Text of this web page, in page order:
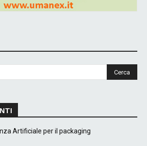
Artificiale per il packaging